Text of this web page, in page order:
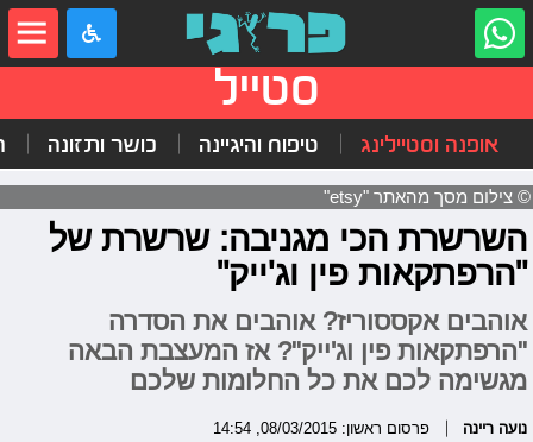
סטייל
אופנה וסטיילינג טיפוח והיגיינה כושר ותזונה
© צילום מסך מהאתר "etsy"
השרשרת הכי מגניבה: שרשרת של
"הרפתקאות פין וג'ייק"
אוהבים אקססוריז? אוהבים את הסדרה
"הרפתקאות פין וג'ייק"? אז המעצבת הבאה
מגשימה לכם את כל החלומות שלכם
נועה ריינה פרסום ראשון: 08/03/2015, 14:54